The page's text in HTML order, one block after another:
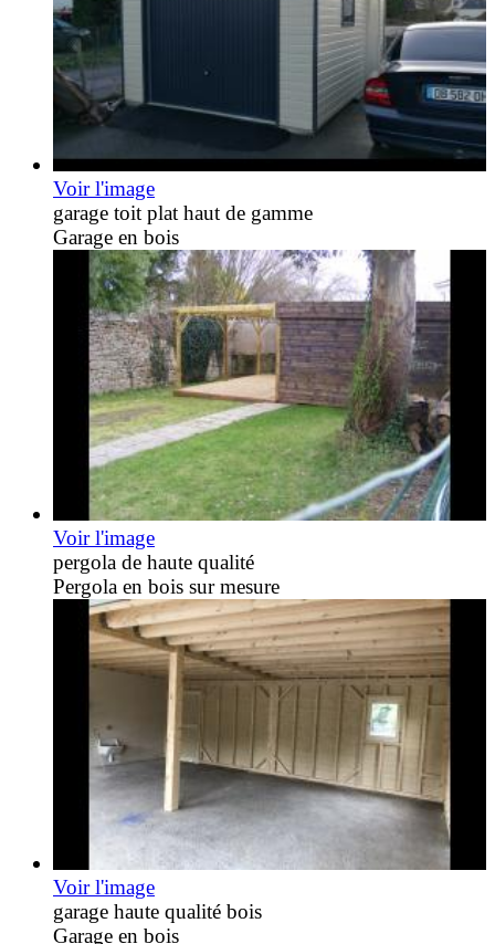
Voir l'image
garage toit plat haut de gamme
Garage en bois
Voir l'image
pergola de haute qualité
Pergola en bois sur mesure
Voir l'image
garage haute qualité bois
Garage en bois